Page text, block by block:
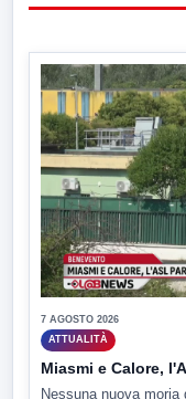
7 AGOSTO 2026
ATTUALITÀ
Miasmi e Calore,
Nessuna nuova